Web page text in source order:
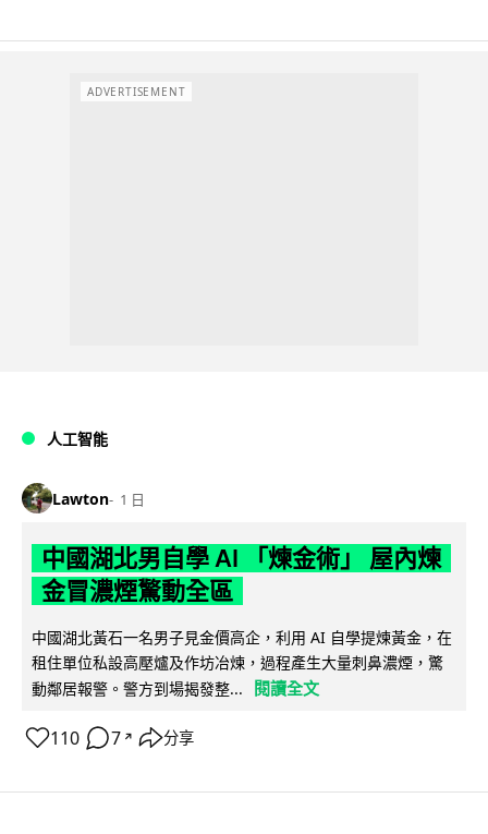
ADVERTISEMENT
人工智能
Lawton 1 日
中國湖北男自學 AI 「煉金術」 屋內煉
金冒濃煙驚動全區
中國湖北黃石一名男子見金價高企，利用 AI 自學提煉黃金，在
租住單位私設高壓爐及作坊冶煉，過程產生大量刺鼻濃煙，驚
動鄰居報警。警方到場揭發整...
閱讀全文
110 7 ↗ 分享